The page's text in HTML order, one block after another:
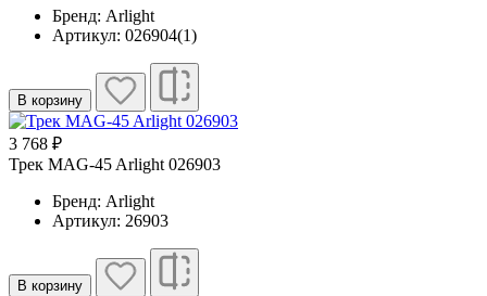
Бренд: Arlight
Артикул: 026904(1)
В корзину
3 768 ₽
Трек MAG-45 Arlight 026903
Бренд: Arlight
Артикул: 26903
В корзину